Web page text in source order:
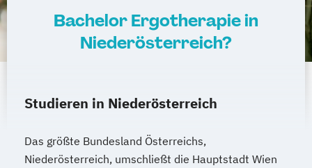
Bachelor Ergotherapie in
Niederösterreich?
Studieren in Niederösterreich
Das größte Bundesland Österreichs,
Niederösterreich, umschließt die Hauptstadt Wien